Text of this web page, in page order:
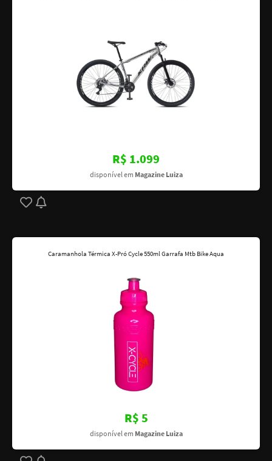
R$ 1.099
disponível em Magazine Luiza
Caramanhola Térmica X-Pró Cycle 550ml Garrafa Mtb Bike Aqua
R$ 5
disponível em Magazine Luiza